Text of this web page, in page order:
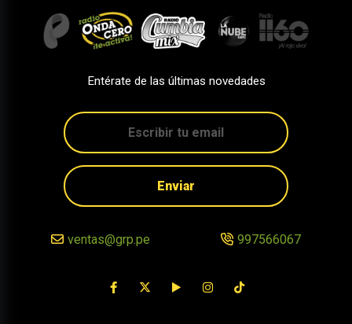
Entérate de las últimas novedades
Enviar
ventas@grp.pe 997566067